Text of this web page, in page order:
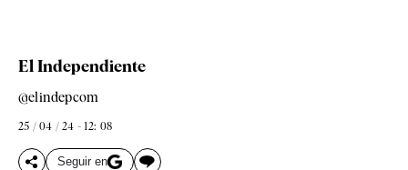
El Independiente
@elindepcom
25 / 04 / 24 - 12: 08
Seguir en